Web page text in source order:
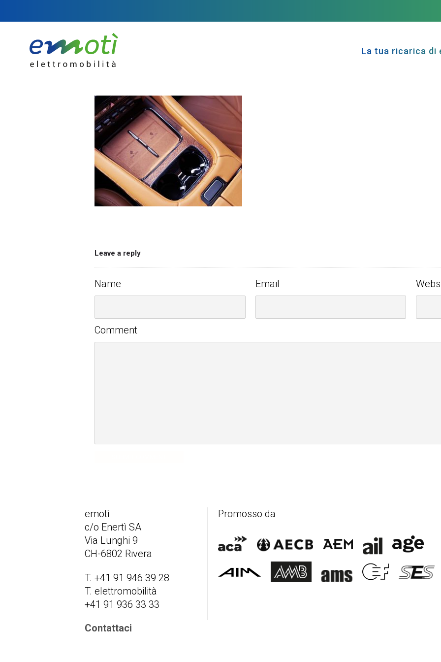
La tua ricarica di
Leave a reply
Name Email
Comment
emotì
c/o Enertì SA
Via Lunghi 9
CH-6802 Rivera
T. +41 91 946 39 28
T. elettromobilità
+41 91 936 33 33
Contattaci
Promosso da